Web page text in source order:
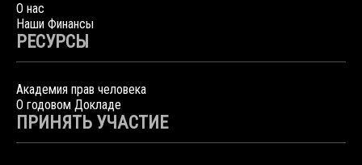
О нас
Наши Финансы
РЕСУРСЫ
Академия прав человека
О годовом Докладе
ПРИНЯТЬ УЧАСТИЕ